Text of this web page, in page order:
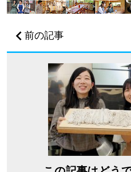
前の記事